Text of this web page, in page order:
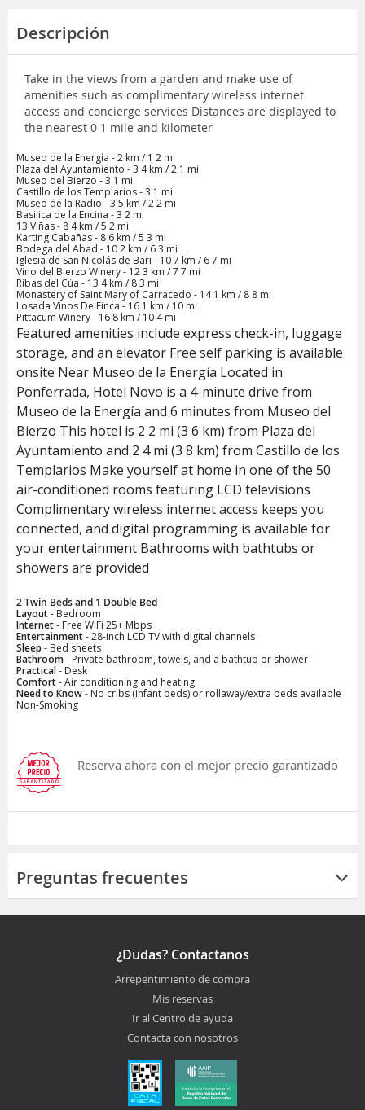
Descripción
Take in the views from a garden and make use of
amenities such as complimentary wireless internet
access and concierge services Distances are displayed to
the nearest 0 1 mile and kilometer
Museo de la Energía - 2 km / 1 2 mi
Plaza del Ayuntamiento - 3 4 km / 2 1 mi
Museo del Bierzo - 3 1 mi
Castillo de los Templarios - 3 1 mi
Museo de la Radio - 3 5 km / 2 2 mi
Basilica de la Encina - 3 2 mi
13 Viñas - 8 4 km / 5 2 mi
Karting Cabañas - 8 6 km / 5 3 mi
Bodega del Abad - 10 2 km / 6 3 mi
Iglesia de San Nicolás de Bari - 10 7 km / 6 7 mi
Vino del Bierzo Winery - 12 3 km / 7 7 mi
Ribas del Cúa - 13 4 km / 8 3 mi
Monastery of Saint Mary of Carracedo - 14 1 km / 8 8 mi
Losada Vinos De Finca - 16 1 km / 10 mi
Pittacum Winery - 16 8 km / 10 4 mi
Featured amenities include express check-in, luggage
storage, and an elevator Free self parking is available
onsite Near Museo de la Energía Located in
Ponferrada, Hotel Novo is a 4-minute drive from
Museo de la Energía and 6 minutes from Museo del
Bierzo This hotel is 2 2 mi (3 6 km) from Plaza del
Ayuntamiento and 2 4 mi (3 8 km) from Castillo de los
Templarios Make yourself at home in one of the 50
air-conditioned rooms featuring LCD televisions
Complimentary wireless internet access keeps you
connected, and digital programming is available for
your entertainment Bathrooms with bathtubs or
showers are provided
2 Twin Beds and 1 Double Bed
Layout- Bedroom
Internet- Free WiFi 25+ Mbps
Entertainment- 28-inch LCD TV with digital channels
Sleep - Bed sheets
Bathroom- Private bathroom, towels, and a bathtub or shower
Practical- Desk
Comfort- Air conditioning and heating
Need to Know- No cribs (infant beds) or rollaway/extra beds available
Non-Smoking
Reserva ahora con el mejor precio garantizado
Preguntas frecuentes
¿Dudas? Contactanos
Arrepentimiento de compra
Mis reservas
Ir al Centro de ayuda
Contacta con nosotros